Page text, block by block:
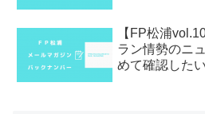
【FP松浦
ラン情勢のニ
めて確認した